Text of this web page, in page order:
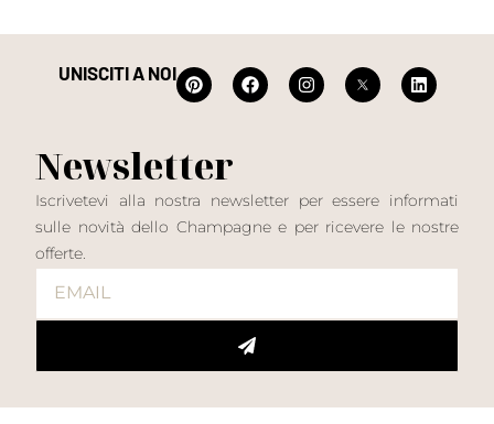
UNISCITI A NOI
Newsletter
Iscrivetevi alla nostra newsletter per essere informati
sulle novità dello Champagne e per ricevere le nostre
offerte.